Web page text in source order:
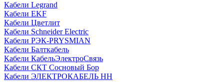
Кабели Legrand
Кабели EKF
Кабели Цветлит
Кабели Schneider Electric
Кабели РЭК-PRYSMIAN
Кабели Балткабель
Кабели КабельЭлектроСвязь
Кабели СКТ Сосновый Бор
Кабели ЭЛЕКТРОКАБЕЛЬ НН